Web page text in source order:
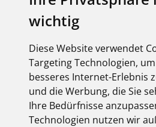
wichtig
Diese Website verwendet
Targeting Technologien,
besseres Internet-Erlebnis
und die Werbung, die Sie
Ihre Bedürfnisse
Technologien nutzen wir